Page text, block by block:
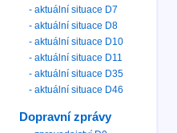
- aktuální situace D7
- aktuální situace D8
- aktuální situace D10
- aktuální situace D11
- aktuální situace D35
- aktuální situace D46
Dopravní zprávy